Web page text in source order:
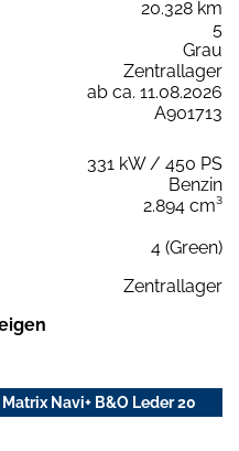
20.328 km
5
Grau
Zentrallager
ab ca. 11.08.2026
A901713
331 kW / 450 PS
Benzin
2.894 cm³
4 (Green)
Zentrallager
Navi+ B&O Leder 20